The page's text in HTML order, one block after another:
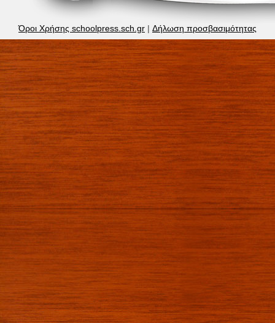
Όροι Χρήσης schoolpress.sch.gr | Δήλωση προσβασιμότητας